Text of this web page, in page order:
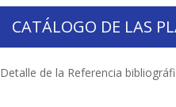
CATÁLOGO DE LAS
Detalle de la Referencia